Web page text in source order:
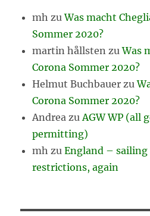
mh zuWas macht
Sommer 2020?
martin hållsten zuWas
Corona Sommer 2020?
Helmut Buchbauer zu
Corona Sommer 2020?
Andrea zu AGW WP (all
permitting)
mh zuEngland – sailing
restrictions, again